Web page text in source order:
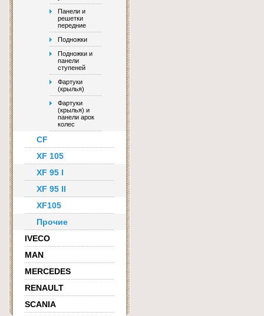
Панели и
решетки
передние
Подножки
Подножки и
панели
ступеней
Фартуки
(крылья)
Фартуки
(крылья) и
панели арок
колес
CF
XF 105
XF 95 I
XF 95 II
XF105
Прочие
IVECO
MAN
MERCEDES
RENAULT
SCANIA